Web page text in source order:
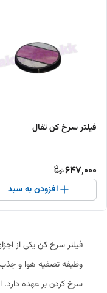
فیلتر سرخ کن تفال
647,000
افزودن به سبد
فیلتر سرخ کن یکی از
وظیفه تصفیه هوا و جذب
سرخ کردن بر عهده دارد.